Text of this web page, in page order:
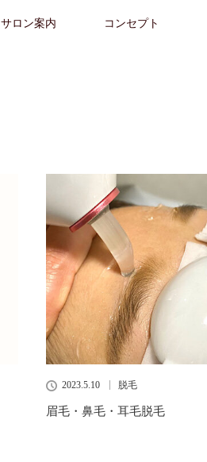
サロン案内 コンセプト
2023.5.10 脱毛
眉毛・鼻毛・耳毛脱毛